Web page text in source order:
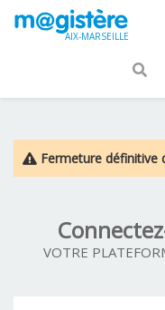
Passer au contenu principal
AIX-MARSEILLE
Fermeture définitive
VOTRE